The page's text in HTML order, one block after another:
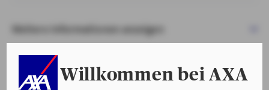
Willkommen bei AXA
Weitere Informationen anzeigen